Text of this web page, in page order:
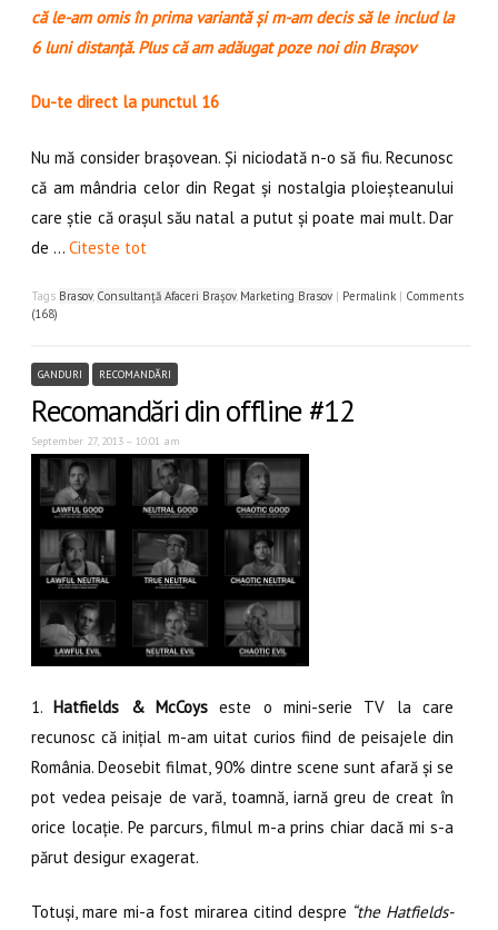
că le-am omis în prima variantă și m-am decis să le includ la
6 luni distanță. Plus că am adăugat poze noi din Brașov
Du-te direct la punctul 16
Nu mă consider brașovean. Și niciodată n-o să fiu. Recunosc
că am mândria celor din Regat și nostalgia ploieșteanului
care știe că orașul său natal a putut și poate mai mult. Dar
de … Citeste tot
Tags Brasov, Consultanță Afaceri Brașov, Marketing Brasov | Permalink | Comments
(168)
GANDURI RECOMANDĂRI
Recomandări din offline #12
September 27, 2013 – 10:01 am
1.Hatfields & McCoys este o mini-serie TV la care
recunosc că inițial m-am uitat curios fiind de peisajele din
România. Deosebit filmat, 90% dintre scene sunt afară și se
pot vedea peisaje de vară, toamnă, iarnă greu de creat în
orice locație. Pe parcurs, filmul m-a prins chiar dacă mi s-a
părut desigur exagerat.
Totuși, mare mi-a fost mirarea citind despre “the Hatfields-